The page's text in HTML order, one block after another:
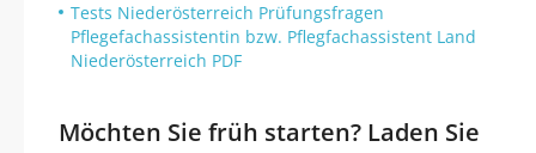
Tests Niederösterreich Prüfungsfragen
Pflegefachassistentin bzw. Pflegfachassistent Land
Niederösterreich PDF
Möchten Sie früh starten? Laden Sie